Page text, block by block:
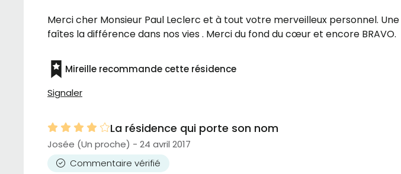
Merci cher Monsieur Paul Leclerc et à tout votre merveilleux personnel.
faîtes la différence dans nos vies . Merci du fond du cœur et encore BRAVO.
Mireille recommande cette résidence
Signaler
La résidence qui porte son nom
Josée (Un proche) - 24 avril 2017
Commentaire vérifié